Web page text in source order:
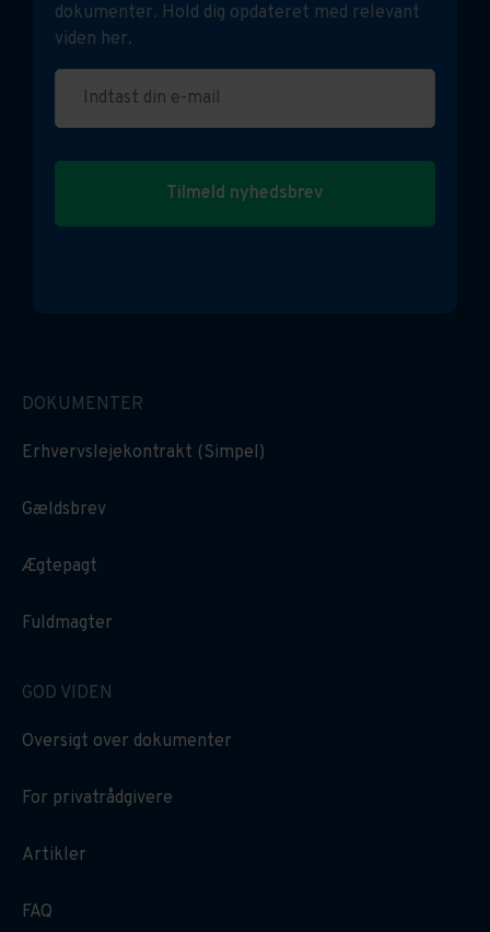
dokumenter. Hold dig opdateret med relevant
viden her.
Indtast din e-mail
Tilmeld nyhedsbrev
DOKUMENTER
Erhvervslejekontrakt (Simpel)
Gældsbrev
Ægtepagt
Fuldmagter
GOD VIDEN
Oversigt over dokumenter
For privatrådgivere
Artikler
FAQ